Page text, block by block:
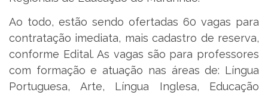
Ao todo, estão sendo ofertadas 60 vagas para
contratação imediata, mais cadastro de reserva,
conforme Edital. As vagas são para professores
com formação e atuação nas áreas de: Língua
Portuguesa, Arte, Língua Inglesa, Educação